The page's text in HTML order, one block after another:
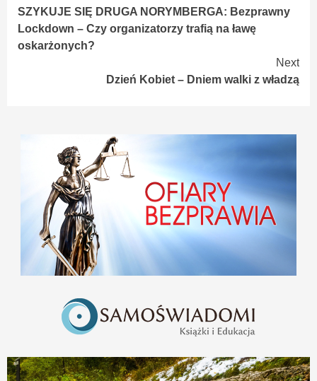
Reading
SZYKUJE SIĘ DRUGA NORYMBERGA: Bezprawny
Lockdown – Czy organizatorzy trafią na ławę
oskarżonych?
Next
Dzień Kobiet – Dniem walki z władzą